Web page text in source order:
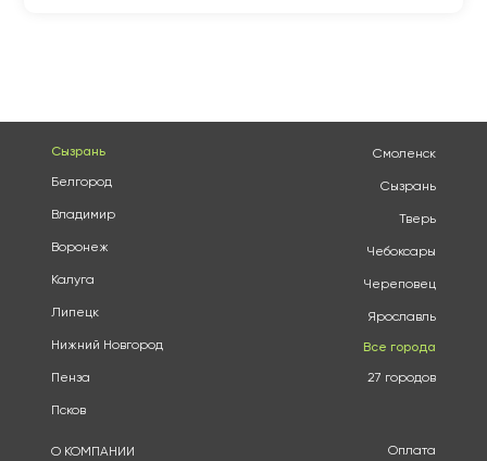
Сызрань
Белгород
Владимир
Воронеж
Калуга
Липецк
Нижний Новгород
Пенза
Псков
Смоленск
Сызрань
Тверь
Чебоксары
Череповец
Ярославль
Все города
27 городов
О КОМПАНИИ Оплата